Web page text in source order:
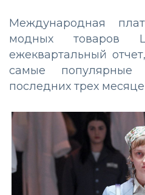
Международная
модных товаров
ежеквартальный
самые
последних трех